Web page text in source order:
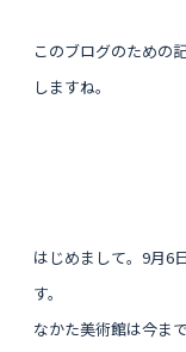
このブログのための
しますね。
はじめまして。9月6
す。
なかた美術館は今ま